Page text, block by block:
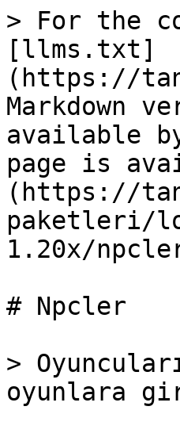
> For the
[llms.txt]
(https://
Markdown
available
page is
(https://
paketleri/
1.20x/
# Npcler
>
oyunlara